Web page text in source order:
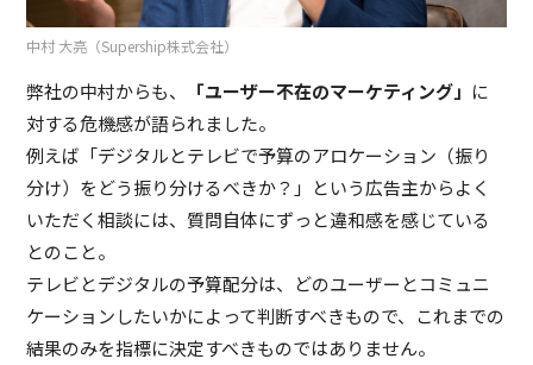
中村 大亮（Supership株式会社）
弊社の中村からも、 「ユーザー不在のマーケティング」 に
対する危機感が語られました。
例えば「デジタルとテレビで予算のアロケーション（振り
分け）をどう振り分けるべきか？」という広告主からよく
いただく相談には、質問自体にずっと違和感を感じている
とのこと。
テレビとデジタルの予算配分は、どのユーザーとコミュニ
ケーションしたいかによって判断すべきもので、これまでの
結果のみを指標に決定すべきものではありません。